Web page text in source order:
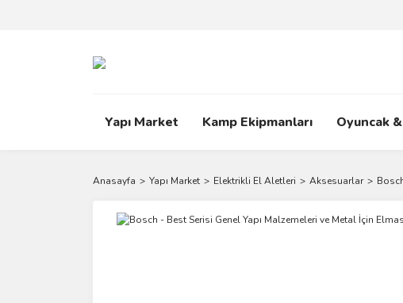
Yapı Market Kamp Ekipmanları Oyuncak
Anasayfa Yapı Market Elektrikli El Aletleri Aksesuarlar